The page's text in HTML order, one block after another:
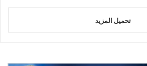
تحميل المزيد